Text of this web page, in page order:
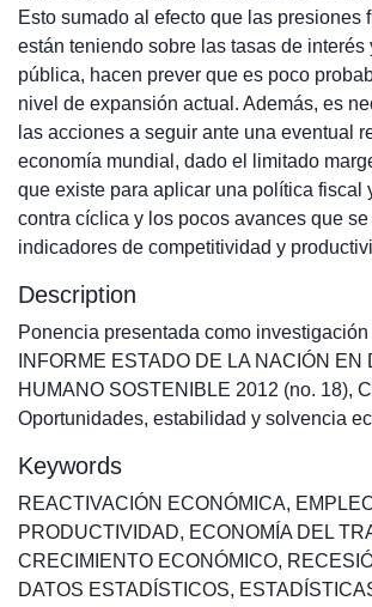
Esto sumado al efecto que las presiones
están teniendo sobre las tasas de interés
pública, hacen prever que es poco
nivel de expansión actual. Además, es
las acciones a seguir ante una eventual
economía mundial, dado el limitado
que existe para aplicar una política fiscal
contra cíclica y los pocos avances que
indicadores de competitividad y
Description
Ponencia presentada como investigación
INFORME ESTADO DE LA NACIÓN EN
HUMANO SOSTENIBLE 2012 (no. 18),
Oportunidades, estabilidad y solvencia
Keywords
REACTIVACIÓN ECONÓMICA,
PRODUCTIVIDAD, ECONOMÍA DEL
CRECIMIENTO ECONÓMICO,
DATOS ESTADÍSTICOS,